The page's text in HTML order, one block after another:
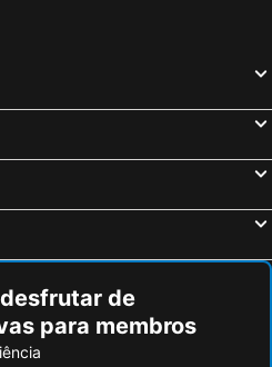
de
para membros